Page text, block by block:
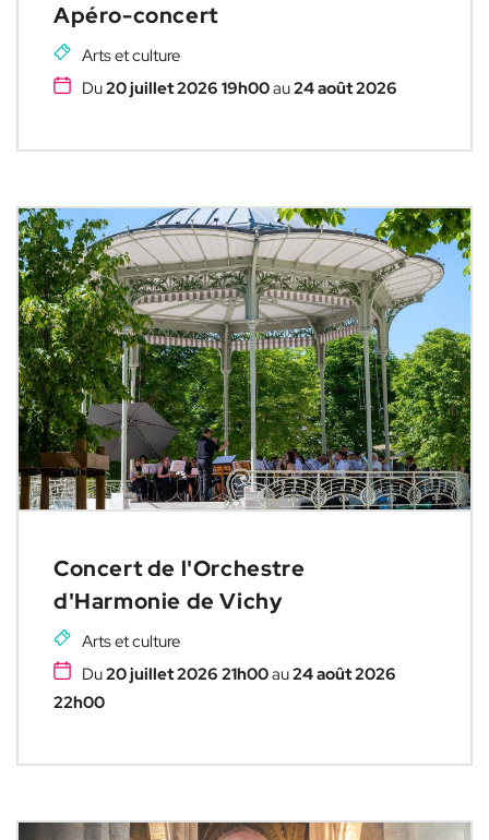
Apéro-concert
Arts et culture
Du20 juillet 2026 19h00au24 août 2026
Concert de l'Orchestre
d'Harmonie de Vichy
Arts et culture
Du20 juillet 2026 21h00au24 août 2026
22h00